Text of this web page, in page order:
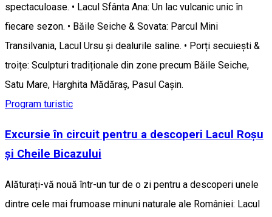
spectaculoase. • Lacul Sfânta Ana: Un lac vulcanic unic în
fiecare sezon. • Băile Seiche & Sovata: Parcul Mini
Transilvania, Lacul Ursu și dealurile saline. • Porți secuiești &
troițe: Sculpturi tradiționale din zone precum Băile Seiche,
Satu Mare, Harghita Mădăraș, Pasul Caşin.
Program turistic
Excursie în circuit pentru a descoperi Lacul Roșu
și Cheile Bicazului
Alăturați-vă nouă într-un tur de o zi pentru a descoperi unele
dintre cele mai frumoase minuni naturale ale României: Lacul